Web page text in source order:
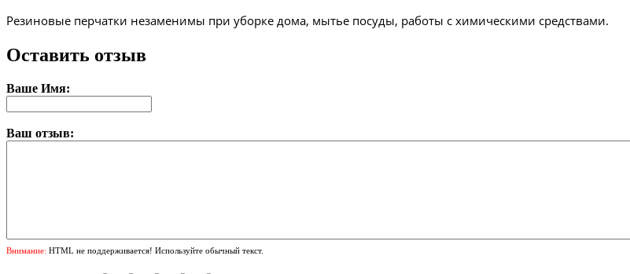
Резиновые перчатки незаменимы при уборке дома, мытье посуды, работы с химическими средствами.
Оставить отзыв
Ваше Имя:
Ваш отзыв:
Внимание: HTML не поддерживается! Используйте обычный текст.